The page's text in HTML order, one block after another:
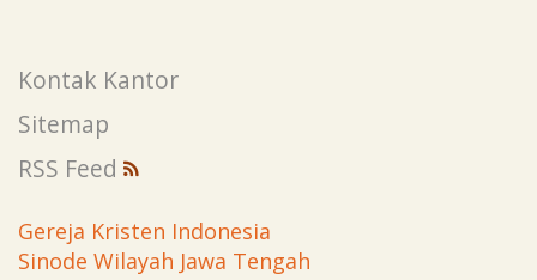
Kontak Kantor
Sitemap
RSS Feed
Gereja Kristen Indonesia
Sinode Wilayah Jawa Tengah